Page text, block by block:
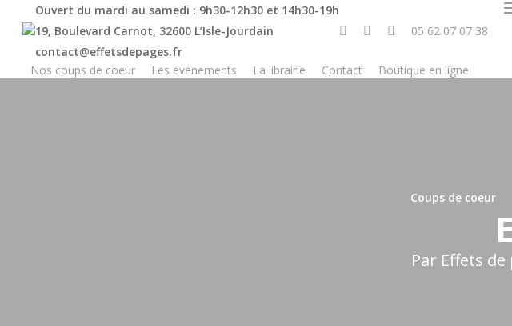
content
Ouvert du mardi au samedi : 9h30-12h30 et 14h30-19h
19, Boulevard Carnot, 32600 L’Isle-Jourdain
contact@effetsdepages.fr
05 62 07 07 38
Nos coups de coeur Les événements La librairie Contact Boutique en ligne
Coups de coeur
Par Effets de